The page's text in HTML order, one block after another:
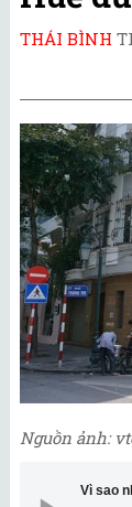
THÁI BÌNH
Nguồn ảnh:
Vì sao